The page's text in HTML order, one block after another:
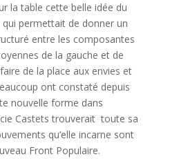
la table cette belle idée du
permettait de donner un
entre les composantes
de la gauche et de
de la place aux envies et
ont constaté depuis
nouvelle forme dans
Castets trouverait toute sa
qu’elle incarne sont
Front Populaire.